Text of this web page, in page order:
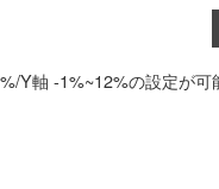
Y軸 -1%~12%の設定が可